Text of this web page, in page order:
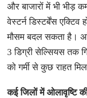
और बाजारों में भी भीड़
वेस्टर्न डिस्टर्बेंस
मौसम बदल सकता है।
3 डिग्री सेल्सियस तक
को गर्मी से कुछ राहत
कई जिलों में ओलावृष्टि की